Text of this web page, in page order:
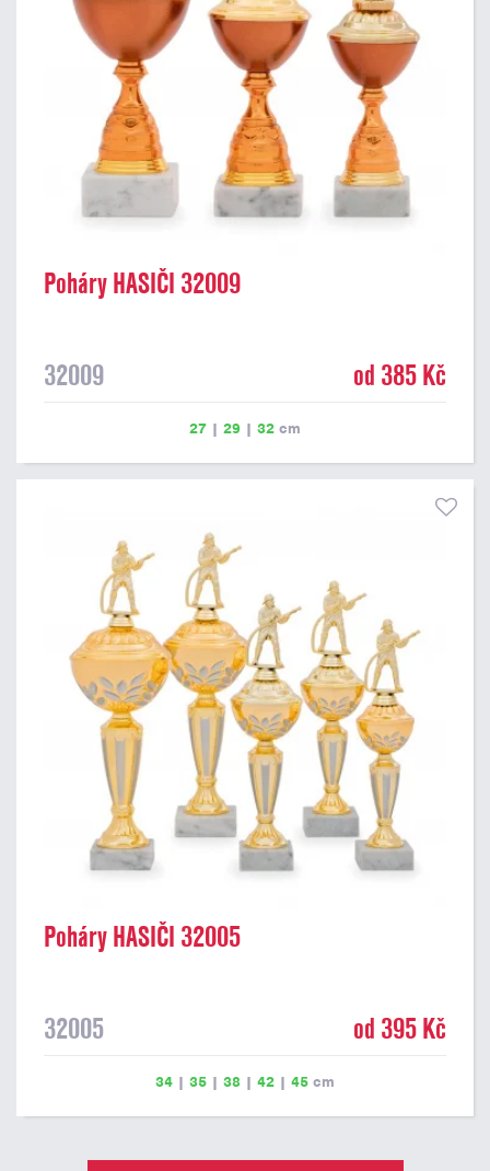
Poháry HASIČI 32009
32009 od 385 Kč
27 | 29 | 32 cm
Poháry HASIČI 32005
32005 od 395 Kč
34 | 35 | 38 | 42 | 45 cm